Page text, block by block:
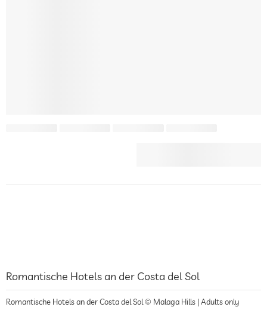
Romantische Hotels an der Costa del Sol
Romantische Hotels an der Costa del Sol © Malaga Hills | Adults only